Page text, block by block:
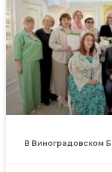
В Виноградовском